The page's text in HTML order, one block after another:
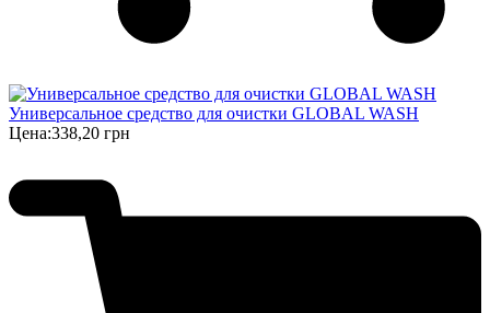
Универсальное средство для очистки GLOBAL WASH
Цена:338,20 грн